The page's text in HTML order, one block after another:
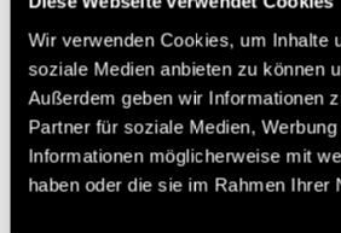
Wir verwenden Cookies, um Inhalte
soziale Medien anbieten zu können
Außerdem geben wir Informationen
Partner für soziale Medien,
Informationen möglicherweise mit
haben oder die sie im Rahmen